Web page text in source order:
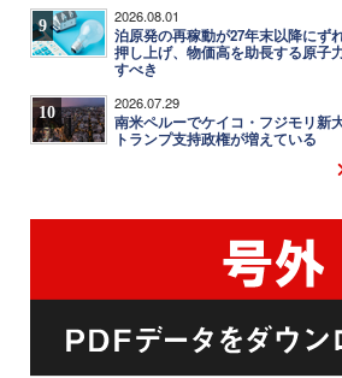
9 2026.08.01
泊原発の再稼動が27年末以降にず
押し上げ、物価高を助長する原子
すべき
10 2026.07.29
南米ペルーでケイコ・フジモリ新
トランプ支持政権が増えている